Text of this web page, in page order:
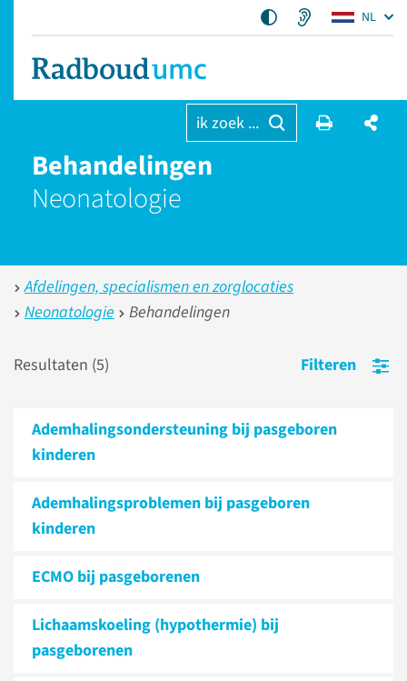
NL
ik zoek ...
Behandelingen
Neonatologie
Afdelingen, specialismen en zorglocaties
Neonatologie
Behandelingen
Resultaten (5) Filteren
Ademhalingsondersteuning bij pasgeboren
kinderen
Ademhalingsproblemen bij pasgeboren
kinderen
ECMO bij pasgeborenen
Lichaamskoeling (hypothermie) bij
pasgeborenen